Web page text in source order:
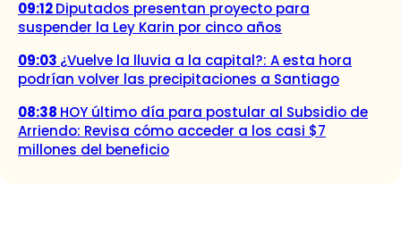
09:12Diputados presentan proyecto para
suspender la Ley Karin por cinco años
09:03 ¿Vuelve la lluvia a la capital?: A esta hora
podrían volver las precipitaciones a Santiago
08:38 HOY último día para postular al Subsidio de
Arriendo: Revisa cómo acceder a los casi $7
millones del beneficio